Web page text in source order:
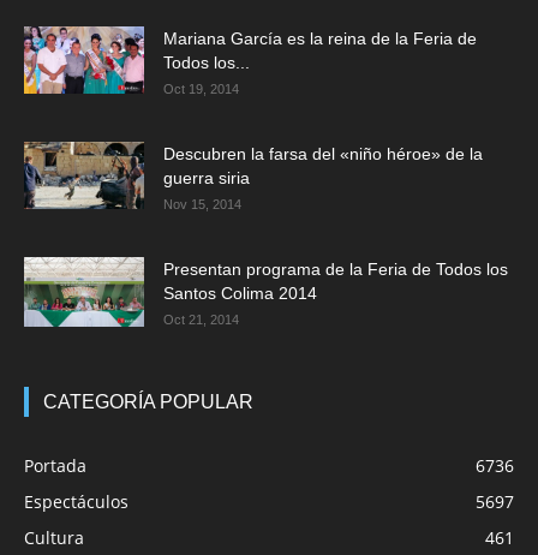
Mariana García es la reina de la Feria de
Todos los...
Oct 19, 2014
Descubren la farsa del «niño héroe» de la
guerra siria
Nov 15, 2014
Presentan programa de la Feria de Todos los
Santos Colima 2014
Oct 21, 2014
CATEGORÍA POPULAR
Portada
6736
Espectáculos
5697
Cultura
461